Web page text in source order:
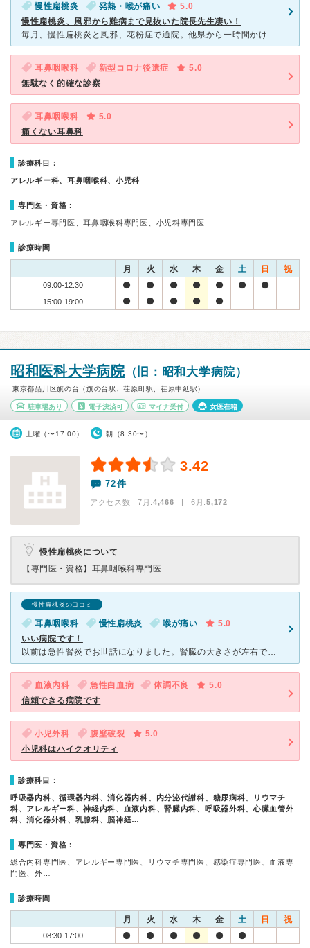
慢性扁桃炎 発熱・喉が痛い
5.0
慢性扁桃炎、風邪から難病まで見抜いた院長先生凄い！
毎月、慢性扁桃炎と風邪、花粉症で通院。他県から一時間かけネット予約を利用しています。日曜は予約できません。 混雑時大変まちますが、待っても、診断が100%信頼おけるので、ハシゴ受診し治らない人は是非
耳鼻咽喉科 新型コロナ後遺症
5.0
無駄なく的確な診察
耳鼻咽喉科
5.0
痛くない耳鼻科
診療科目：
アレルギー科、耳鼻咽喉科、小児科
専門医・資格：
アレルギー専門医、耳鼻咽喉科専門医、小児科専門医
診療時間
月 火 水 木 金 土 日 祝
09:00-12:30
15:00-19:00
昭和医科大学病院（旧：昭和大学病院）
東京都品川区旗の台（旗の台駅、荏原町駅、荏原中延駅）
駐車場あり 電子決済可 マイナ受付 女医在籍
土曜（〜17:00） 朝（8:30〜）
3.42
72件
アクセス数 7月:4,466 | 6月:5,172
慢性扁桃炎について
【専門医・資格】 耳鼻咽喉科専門医
慢性扁桃炎の口コミ
耳鼻咽喉科 慢性扁桃炎 喉が痛い
5.0
いい病院です！
以前は急性腎炎でお世話になりました。腎臓の大きさが左右でちがうということで、特に処置ができず、経過観察となりました。しかしながら自己治癒で完治しましたが、調べてみると、慢性的な扁桃炎が腎臓病の原因であ
血液内科 急性白血病 体調不良
5.0
信頼できる病院です
小児外科 腹壁破裂
5.0
小児科はハイクオリティ
診療科目：
呼吸器内科、循環器内科、消化器内科、内分泌代謝科、糖尿病科、リウマチ
科、アレルギー科、神経内科、血液内科、腎臓内科、呼吸器外科、心臓血管外
科、消化器外科、乳腺科、脳神経…
専門医・資格：
総合内科専門医、アレルギー専門医、リウマチ専門医、感染症専門医、血液専
門医、外…
診療時間
月 火 水 木 金 土 日 祝
08:30-17:00